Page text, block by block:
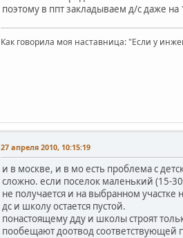
поэтому в ппт закладываем д/с даже
Как говорила моя наставница: "Если у
27 апреля 2010, 10:15:19
и в москве, и в мо есть проблема с
сложно. если поселок маленький (15-
не получается и на выбранном участке
дс и школу остается пустой.
понастоящему дду и школы строят
пообещают доотвод соответствующей